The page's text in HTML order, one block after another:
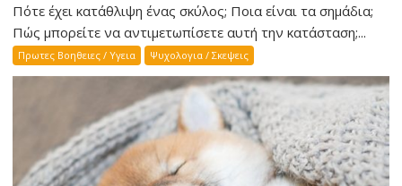
Πότε έχει κατάθλιψη ένας σκύλος; Ποια είναι τα σημάδια;
Πώς μπορείτε να αντιμετωπίσετε αυτή την κατάσταση;...
Πρωτες Βοηθειες / Υγεια Ψυχολογια / Σκεψεις